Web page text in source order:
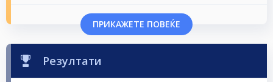
ПРИКАЖЕТЕ ПОВЕЌЕ
Резултати